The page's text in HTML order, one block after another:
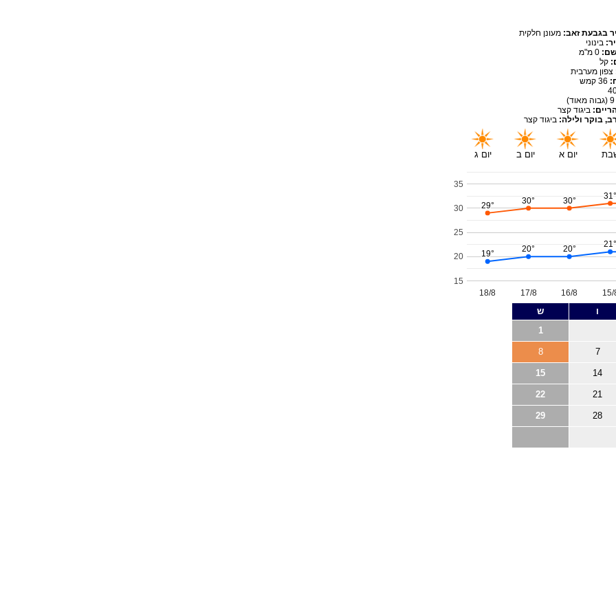
בגבעת זאב: מעונן חלקית
בינוני
0 מ"מ
קל
צפון מערבית
36 קמש
9 (גבוה מאוד)
ביגוד קצר
בוקר ולילה: ביגוד קצר
יום ג יום ב יום א
18/8 17/8 16/8 15/
15
20
25
30
35
29°
29°
30°
30° 30°
30°
31°
31°
19°
19°
20°
20° 20°
20°
21°
21°
ו
ש
1
7
8
14
15
21
22
28
29